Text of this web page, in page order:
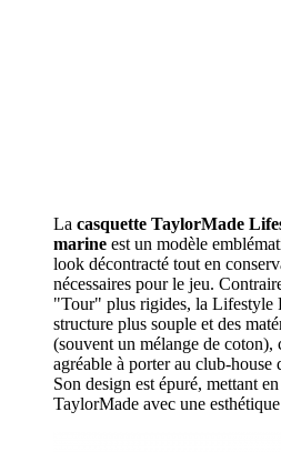
La casquette TaylorMade
marine est un modèle
look décontracté tout en
nécessaires pour le jeu.
"Tour" plus rigides, la Lifestyle
structure plus souple et des
(souvent un mélange de coton),
agréable à porter au club-house
Son design est épuré, mettant
TaylorMade avec une